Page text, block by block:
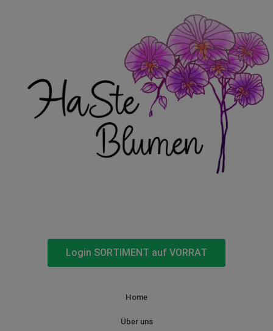
Login SORTIMENT auf VORRAT
Home
Über uns